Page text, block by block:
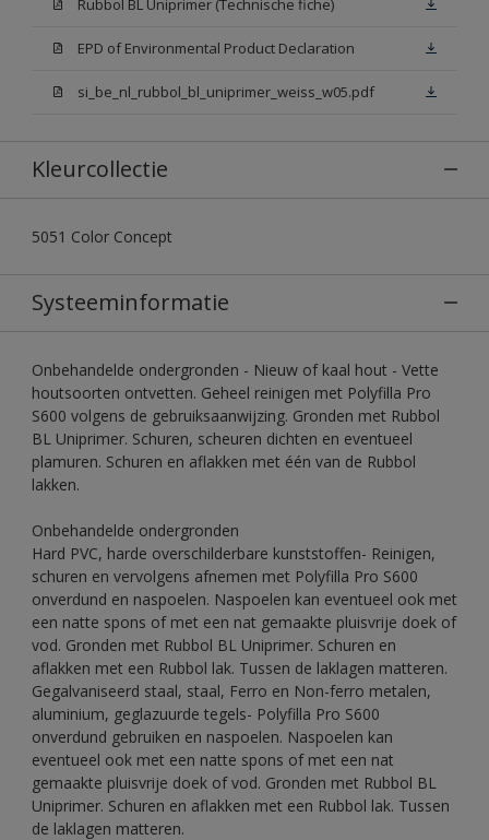
Rubbol BL Uniprimer (Technische fiche)
EPD of Environmental Product Declaration
si_be_nl_rubbol_bl_uniprimer_weiss_w05.pdf
Kleurcollectie
5051 Color Concept
Systeeminformatie
Onbehandelde ondergronden - Nieuw of kaal hout - Vette
houtsoorten ontvetten. Geheel reinigen met Polyfilla Pro
S600 volgens de gebruiksaanwijzing. Gronden met Rubbol
BL Uniprimer. Schuren, scheuren dichten en eventueel
plamuren. Schuren en aflakken met één van de Rubbol
lakken.
Onbehandelde ondergronden
Hard PVC, harde overschilderbare kunststoffen- Reinigen,
schuren en vervolgens afnemen met Polyfilla Pro S600
onverdund en naspoelen. Naspoelen kan eventueel ook met
een natte spons of met een nat gemaakte pluisvrije doek of
vod. Gronden met Rubbol BL Uniprimer. Schuren en
aflakken met een Rubbol lak. Tussen de laklagen matteren.
Gegalvaniseerd staal, staal, Ferro en Non-ferro metalen,
aluminium, geglazuurde tegels- Polyfilla Pro S600
onverdund gebruiken en naspoelen. Naspoelen kan
eventueel ook met een natte spons of met een nat
gemaakte pluisvrije doek of vod. Gronden met Rubbol BL
Uniprimer. Schuren en aflakken met een Rubbol lak. Tussen
de laklagen matteren.